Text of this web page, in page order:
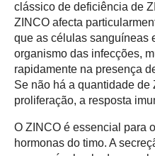
clássico de deficiência de
ZINCO afecta
que as células sanguíneas
organismo das infecções,
rapidamente na presença
Se não há a quantidade de
proliferação, a resposta
O ZINCO é essencial para
hormonas do timo. A